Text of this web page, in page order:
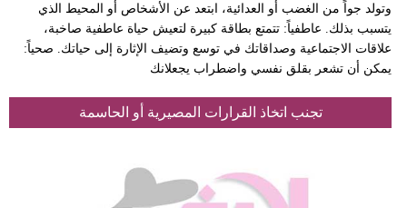
وتولد جواً من الغضب أو العدائية، ابتعد عن الأشخاص أو المحيط الذي
يتسبب بذلك. عاطفياً: تتمتع بطاقة كبيرة لتعيش حياة عاطفية صاخبة،
علاقات الاجتماعية وصداقاتك في توسع وتضيف الإثارة إلى حياتك. صحياً:
يمكن أن تشعر بقلق نفسي واضطراب يجعلانك
تجنب اتخاذ القرارات المصيرية أو الحاسمة